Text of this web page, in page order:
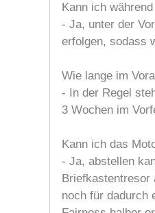
Kann ich
- Ja, unter der
erfolgen, sodass
Wie lange im
- In der Regel
3 Wochen im
Kann ich das
- Ja, abstellen
Briefkastentresor
noch für dadurch